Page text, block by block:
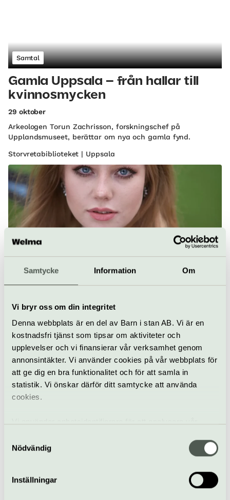
Samtycke Information Om
Vi bryr oss om din integritet
Denna webbplats är en del av Barn i stan AB. Vi är en
kostnadsfri tjänst som tipsar om aktiviteter och
upplevelser och vi finansierar vår verksamhet genom
annonsintäkter. Vi använder cookies på vår webbplats för
att ge dig en bra funktionalitet och för att samla in
statistik. Vi önskar därför ditt samtycke att använda
cookies.
samt tillhandahålla funktioner för sociala medier. Vi
vidarebefordrar även sådana identifierare och annan
information från din enhet till de sociala medier och
annons- och analysföretag som vi samarbetar med.
Nödvändig
Inställningar
Samtal
Gamla Uppsala – från hallar till
kvinnosmycken
29 oktober
Arkeologen Torun Zachrisson, forskningschef på
Upplandsmuseet, berättar om nya och gamla fynd.
Storvretabiblioteket | Uppsala
Föredrag Relationer
skapar hopp
12 november
Tilda Boisens hyllade föreläsning Aldrig släppa taget, som
fått mycket höga betyg runt om i Sverige.
Kulturhuset Möbeln | Tierp
Kulturnatten